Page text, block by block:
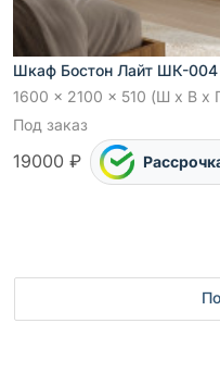
Шкаф Бостон Лайт ШК-004
1600 x 2100 x 510 (Ш x В x
Под заказ
19000 ₽